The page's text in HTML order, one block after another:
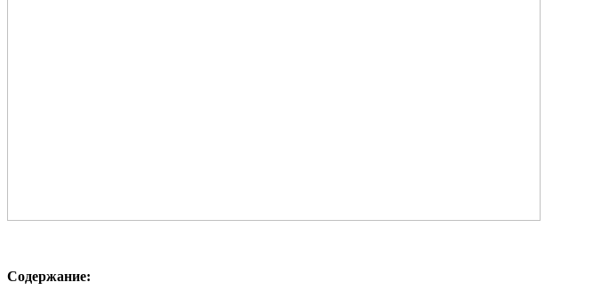
Содержание: